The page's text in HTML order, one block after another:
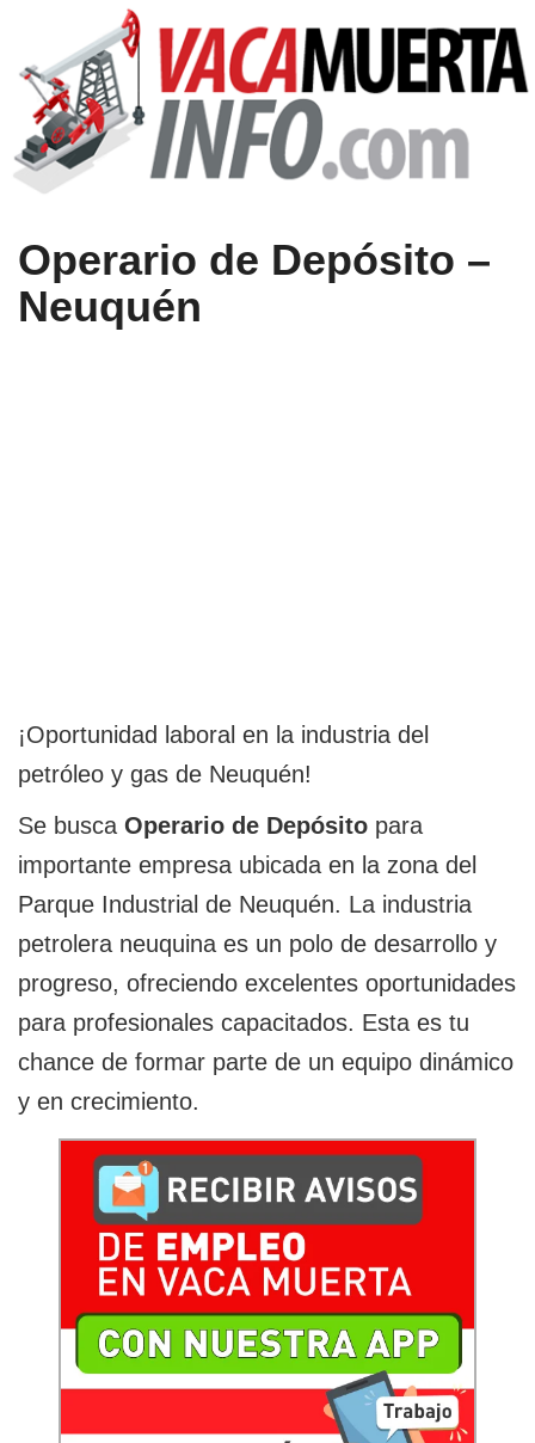
Operario de Depósito –
Neuquén
¡Oportunidad laboral en la industria del
petróleo y gas de Neuquén!
Se busca Operario de Depósito para
importante empresa ubicada en la zona del
Parque Industrial de Neuquén. La industria
petrolera neuquina es un polo de desarrollo y
progreso, ofreciendo excelentes oportunidades
para profesionales capacitados. Esta es tu
chance de formar parte de un equipo dinámico
y en crecimiento.